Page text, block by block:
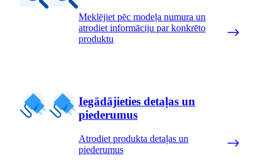
Meklējiet pēc modeļa numura un
atrodiet informāciju par konkrēto
produktu
Iegādājieties detaļas un
piederumus
Atrodiet produkta detaļas un
piederumus